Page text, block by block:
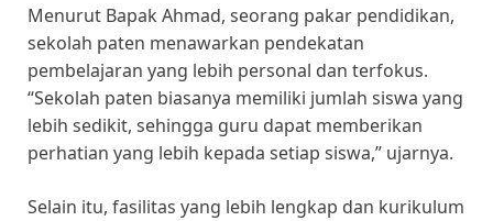
Menurut Bapak Ahmad, seorang pakar pendidikan,
sekolah paten menawarkan pendekatan
pembelajaran yang lebih personal dan terfokus.
“Sekolah paten biasanya memiliki jumlah siswa yang
lebih sedikit, sehingga guru dapat memberikan
perhatian yang lebih kepada setiap siswa,” ujarnya.
Selain itu, fasilitas yang lebih lengkap dan kurikulum